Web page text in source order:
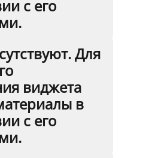
с его
Для
виджета
в
с его